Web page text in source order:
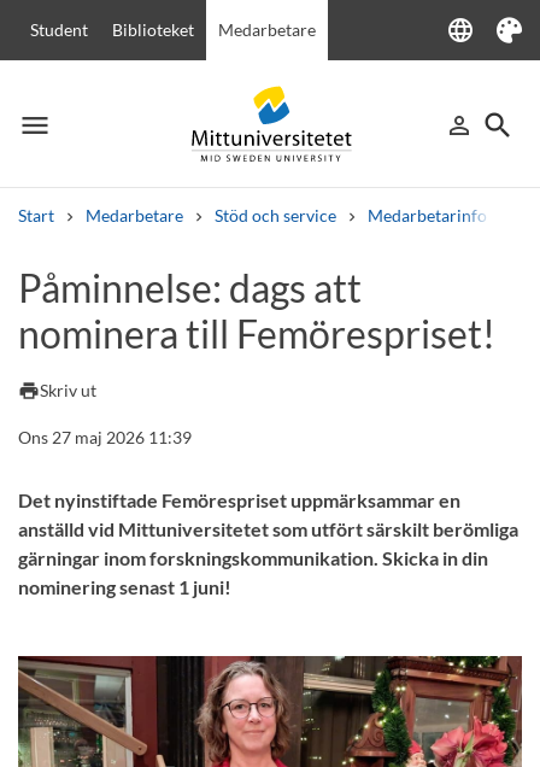
Student Biblioteket Medarbetare language
Language
Tema
menu
Meny person_outline
Logga in
search
Sök
Start Medarbetare Stöd och service Medarbetarinfo
Andra söktjänster
Kurser och program KursplanerVälkomstbrev Personal
Påminnelse: dags att
nominera till Femörespriset!
printSkriv ut
Ons 27 maj 2026 11:39
Det nyinstiftade Femörespriset uppmärksammar en
anställd vid Mittuniversitetet som utfört särskilt berömliga
gärningar inom forskningskommunikation. Skicka in din
nominering senast 1 juni!